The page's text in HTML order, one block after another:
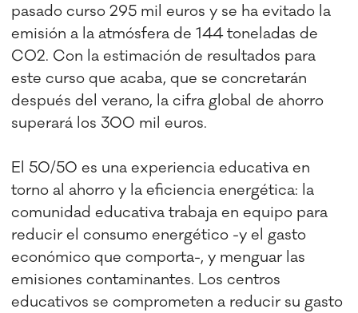
pasado curso 295 mil euros y se ha evitado la
emisión a la atmósfera de 144 toneladas de
CO2. Con la estimación de resultados para
este curso que acaba, que se concretarán
después del verano, la cifra global de ahorro
superará los 300 mil euros.
El 50/50 es una experiencia educativa en
torno al ahorro y la eficiencia energética: la
comunidad educativa trabaja en equipo para
reducir el consumo energético -y el gasto
económico que comporta-, y menguar las
emisiones contaminantes. Los centros
educativos se comprometen a reducir su gasto